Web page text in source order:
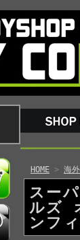
HOME > 海
スー
ルズ
ンフ